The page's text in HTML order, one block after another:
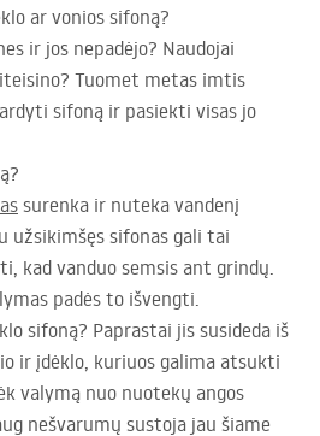
ar vonios sifoną?
ir jos nepadėjo? Naudojai
Tuomet metas imtis
sifoną ir pasiekti visas jo
surenka ir nuteka vandenį
užsikimšęs sifonas gali tai
kad vanduo semsis ant grindų.
padės to išvengti.
sifoną? Paprastai jis susideda iš
ir įdėklo, kuriuos galima atsukti
valymą nuo nuotekų angos
nešvarumų sustoja jau šiame